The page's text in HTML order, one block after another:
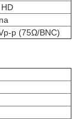
p (75Ω/BNC)